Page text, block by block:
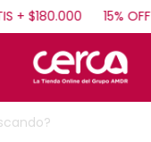
+ $180.000 15%